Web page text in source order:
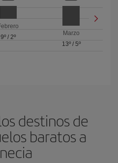
9º/ 2º
Marzo
13º/ 5º
destinos de
baratos a